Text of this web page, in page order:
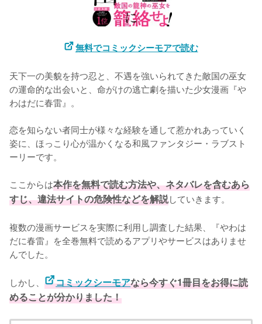
無料でコミックシーモアで読む
天下一の美貌を持つ忍と、不遇を強いられてきた敵国の巫女
の運命的な出会いと、命がけの逃亡劇を描いた少女漫画『や
わはだに春雷』。
恋を知らない者同士が様々な経験を通して惹かれあっていく
姿に、ほっこり心が温かくなる和風ファンタジー・ラブスト
ーリーです。
ここからは本作を無料で読む方法や、ネタバレを含むあら
すじ、違法サイトの危険性などを解説していきます。
複数の漫画サービスを実際に利用し調査した結果、『やわは
だに春雷』を全巻無料で読めるアプリやサービスはありませ
んでした。
しかし、 コミックシーモアなら今すぐ1冊目をお得に読
めることが分かりました！